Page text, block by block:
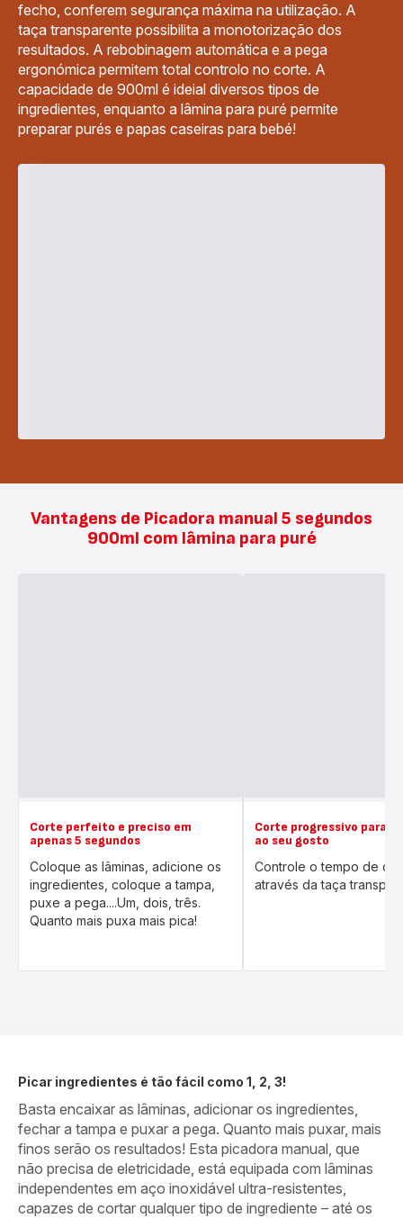
fecho, conferem segurança máxima na utilização. A
taça transparente possibilita a monotorização dos
resultados. A rebobinagem automática e a pega
ergonómica permitem total controlo no corte. A
capacidade de 900ml é ideial diversos tipos de
ingredientes, enquanto a lâmina para puré permite
preparar purés e papas caseiras para bebé!
Vantagens de Picadora manual 5 segundos
900ml com lâmina para puré
Corte perfeito e preciso em
apenas 5 segundos
Coloque as lâminas, adicione os
ingredientes, coloque a tampa,
puxe a pega....Um, dois, três.
Quanto mais puxa mais pica!
Corte progressivo para
ao seu gosto
Controle o tempo de
através da taça
Picar ingredientes é tão fácil como 1, 2, 3!
Basta encaixar as lâminas, adicionar os ingredientes,
fechar a tampa e puxar a pega. Quanto mais puxar, mais
finos serão os resultados! Esta picadora manual, que
não precisa de eletricidade, está equipada com lâminas
independentes em aço inoxidável ultra-resistentes,
capazes de cortar qualquer tipo de ingrediente – até os